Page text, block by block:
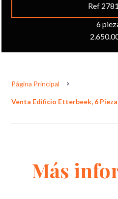
Ref
6
Página Principal
Venta Edificio Etterbeek, 6
Más